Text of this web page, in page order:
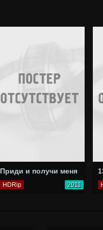
Приди и получи меня
HDRip 2011